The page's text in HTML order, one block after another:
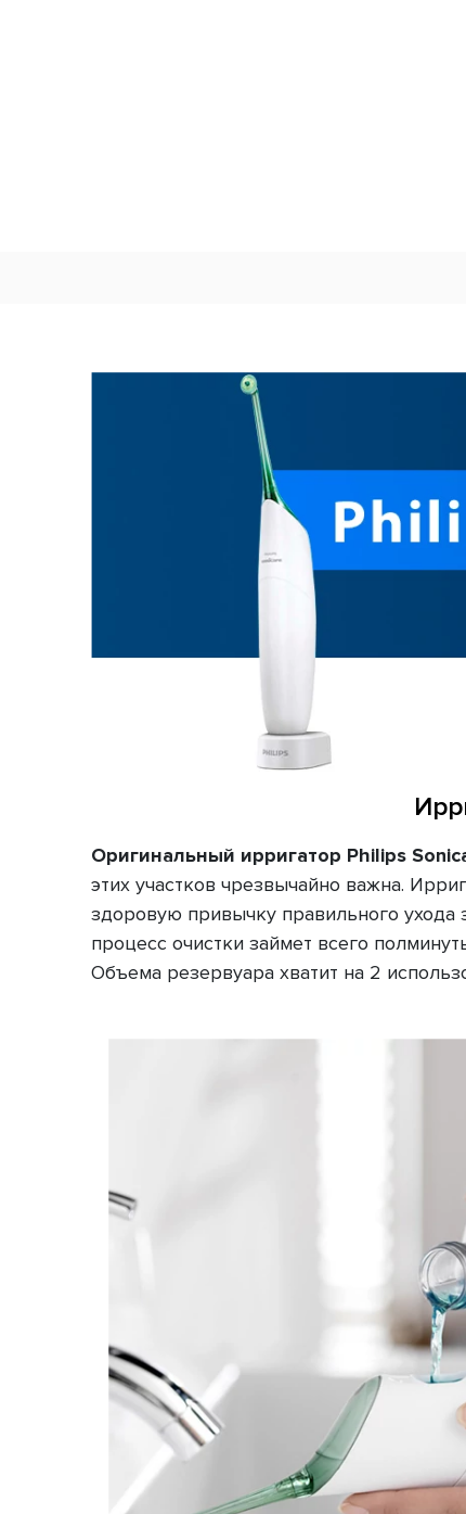
Оригинальный ирригатор Philips
этих участков чрезвычайно важна.
здоровую привычку правильного ухода
процесс очистки займет всего
Объема резервуара хватит на 2